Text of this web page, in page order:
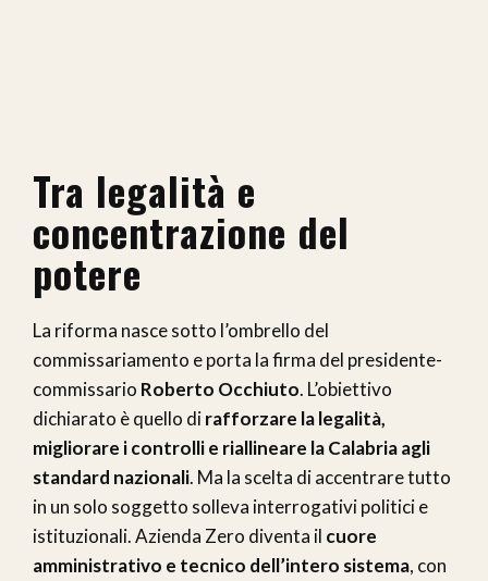
Tra legalità e
concentrazione del
potere
La riforma nasce sotto l’ombrello del
commissariamento e porta la firma del presidente-
commissario Roberto Occhiuto. L’obiettivo
dichiarato è quello dirafforzare la legalità,
migliorare i controlli e riallineare la Calabria agli
standard nazionali. Ma la scelta di accentrare tutto
in un solo soggetto solleva interrogativi politici e
istituzionali. Azienda Zero diventa il cuore
amministrativo e tecnico dell’intero sistema, con